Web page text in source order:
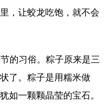
，让蛟龙吃饱，就不会
的习俗。粽子原来是三
了。粽子是用糯米做
如一颗颗晶莹的宝石。